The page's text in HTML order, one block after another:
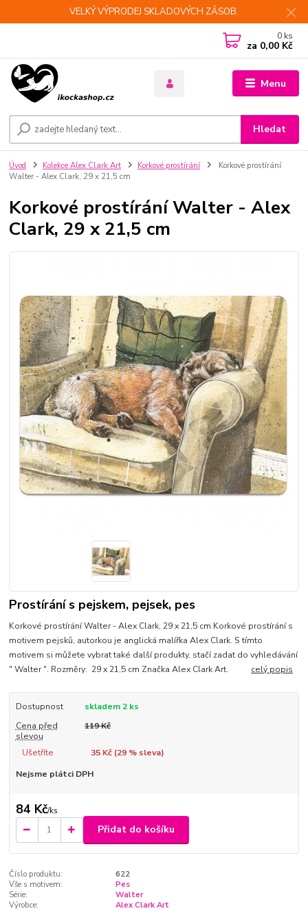
VELKÝ VÝPRODEJ SKLADOVÝCH ZÁSOB.
Menu
Hledat
0 ks
za 0,00 Kč
Úvod Kolekce Alex Clark Art Korkové prostírání
Korkové prostírání
Walter - Alex Clark, 29 x 21,5 cm
Korkové prostírání Walter - Alex
Clark, 29 x 21,5 cm
Prostírání s pejskem, pejsek, pes
Korkové prostírání Walter - Alex Clark, 29 x 21,5 cm Korkové prostírání s
motivem pejsků, autorkou je anglická malířka Alex Clark. S tímto
motivem si můžete vybrat také další produkty, stačí zadat do vyhledávání
" Walter ". Rozměry: 29 x 21,5 cm Značka Alex Clark Art. celý popis
Dostupnost
skladem 2 ks
Cena před
slevou
119 Kč
Ušetříte 35 Kč (29% sleva)
Nejsme plátci DPH
84 Kč/ks
Přidat do košíku
Číslo produktu:
622
Vše s motivem:
Pes
Série:
Walter
Výrobce:
Alex Clark Art